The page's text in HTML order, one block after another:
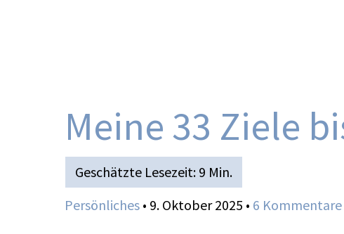
Meine 33 Ziele
Persönliches • 9. Oktober 2025 • 6 Kommentare